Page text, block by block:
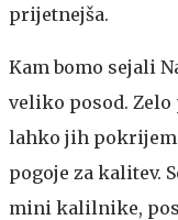
prijetnejša.
Kam bomo sejali
veliko posod.
lahko jih
pogoje za kalitev.
mini kalilnike,